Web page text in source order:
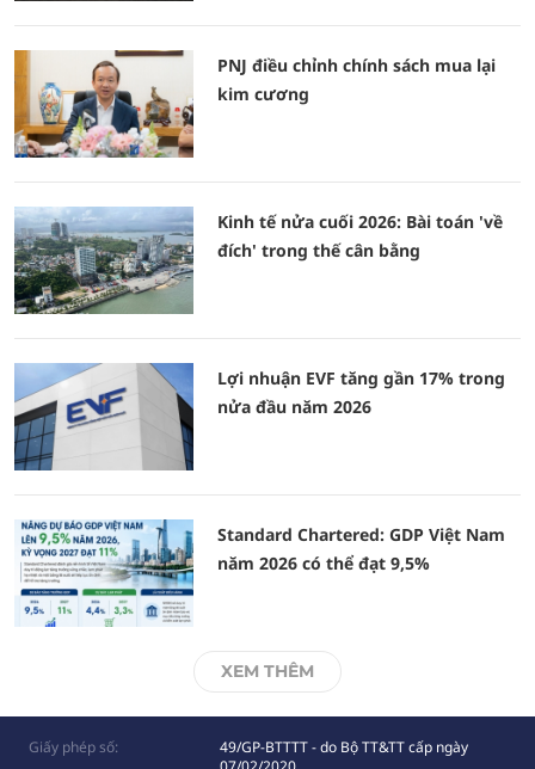
PNJ điều chỉnh chính sách mua lại
kim cương
Kinh tế nửa cuối 2026: Bài toán 'về
đích' trong thế cân bằng
Lợi nhuận EVF tăng gần 17% trong
nửa đầu năm 2026
Standard Chartered: GDP Việt Nam
năm 2026 có thể đạt 9,5%
XEM THÊM
Giấy phép số:
49/GP-BTTTT - do Bộ TT&TT cấp ngày